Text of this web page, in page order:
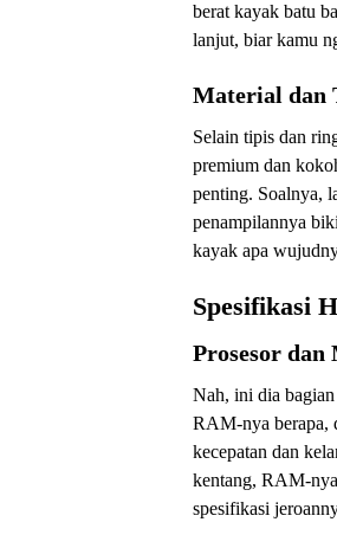
berat kayak batu
lanjut, biar kamu
Material dan
Selain tipis dan
premium dan
penting. Soalnya,
penampilannya
kayak apa
Spesifikasi
Prosesor dan
Nah, ini dia
RAM-nya berapa,
kecepatan dan
kentang, RAM-
spesifikasi